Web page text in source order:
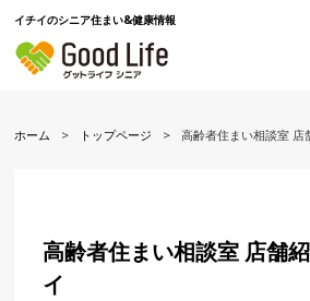
イチイのシニア住まい&健康情報
ホーム トップページ 高齢者住まい相談室 店
高齢者住まい相談室 店舗
イ